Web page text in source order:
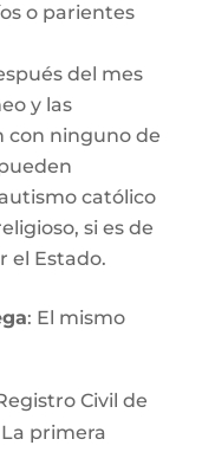
o parientes
del mes
y las
con ninguno de
católico
si es de
el Estado.
: El mismo
Civil de
primera